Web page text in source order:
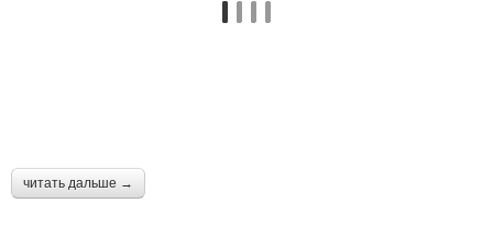
читать дальше →